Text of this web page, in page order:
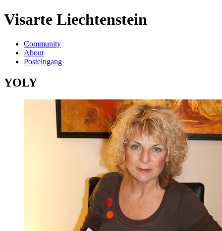
Visarte Liechtenstein
Community
About
Posteingang
YOLY